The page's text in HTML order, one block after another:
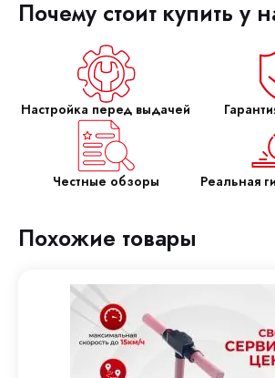
Почему стоит купить у
Настройка перед выдачей
Честные обзоры Реальная
Похожие товары